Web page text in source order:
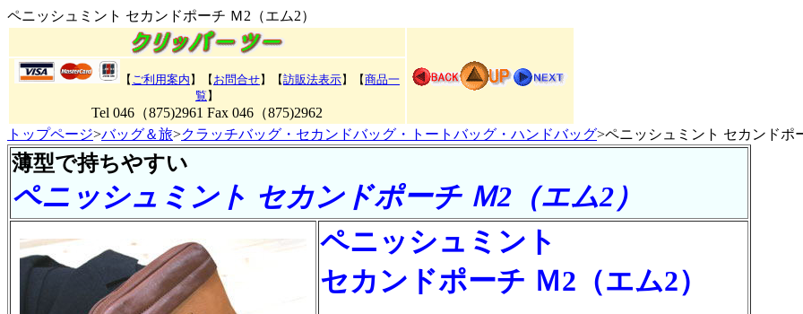
ペニッシュミント セカンドポーチ Ｍ2（エム2）
【 ご利用案内 】【 お問合せ】【訪販法表示】【商品一
覧 】
Tel 046（875)2961 Fax 046（875)2962
トップページ>バッグ＆旅>クラッチバッグ・セカンドバッグ・トートバッグ・ハンドバッグ>ペニッシュミント セカンドポ
薄型で持ちやすい
ペニッシュミント セカンドポーチ Ｍ2（エム2）
ペニッシュミント
セカンドポーチ Ｍ2（エム2）